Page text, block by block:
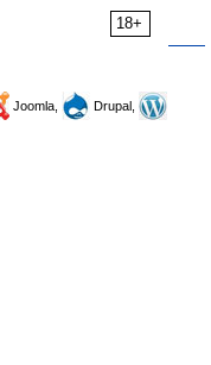
18+
Joomla,
Drupal,